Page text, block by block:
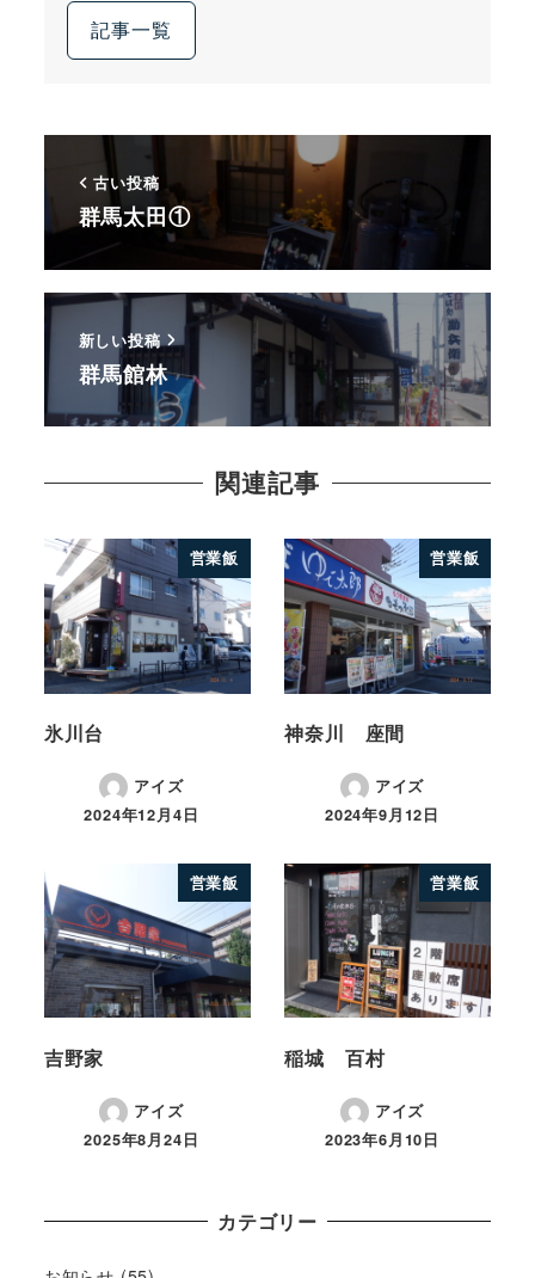
記事一覧
古い投稿
群馬太田①
新しい投稿
群馬館林
関連記事
営業飯
氷川台
アイズ
2024年12月4日
営業飯
神奈川 座間
アイズ
2024年9月12日
営業飯
吉野家
アイズ
2025年8月24日
営業飯
稲城 百村
アイズ
2023年6月10日
カテゴリー